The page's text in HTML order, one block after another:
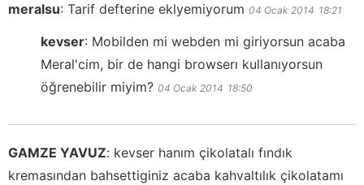
meralsu: Tarif defterine eklyemiyorum 04 Ocak 2014 18:21
kevser: Mobilden mi webden mi giriyorsun acaba
Meral'cim, bir de hangi browserı kullanıyorsun
öğrenebilir miyim? 04 Ocak 2014 18:50
GAMZE YAVUZ: kevser hanım çikolatalı fındık
kremasından bahsettiginiz acaba kahvaltılık çikolatamı